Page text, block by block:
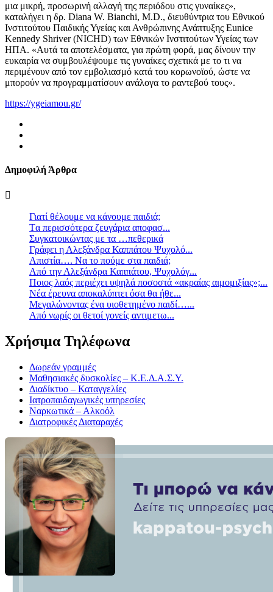
μια μικρή, προσωρινή αλλαγή της περιόδου στις γυναίκες»,
καταλήγει η δρ. Diana W. Bianchi, M.D., διευθύντρια του Εθνικού
Ινστιτούτου Παιδικής Υγείας και Ανθρώπινης Ανάπτυξης Eunice
Kennedy Shriver (NICHD) των Εθνικών Ινστιτούτων Υγείας των
ΗΠΑ. «Αυτά τα αποτελέσματα, για πρώτη φορά, μας δίνουν την
ευκαιρία να συμβουλέψουμε τις γυναίκες σχετικά με το τι να
περιμένουν από τον εμβολιασμό κατά του κορωνοϊού, ώστε να
μπορούν να προγραμματίσουν ανάλογα το ραντεβού τους».
https://ygeiamou.gr/
Δημοφιλή Άρθρα
Γιατί θέλουμε να κάνουμε παιδιά;
Tα περισσότερα ζευγάρια αποφασ...
Συγκατοικώντας με τα …πεθερικά
Γράφει η Αλεξάνδρα Καππάτου Ψυχολό...
Απιστία…. Να το πούμε στα παιδιά;
Από την Αλεξάνδρα Καππάτου, Ψυχολόγ...
Ποιος λαός περιέχει υψηλά ποσοστά «ακραίας αιμομιξίας»;...
Νέα έρευνα αποκαλύπτει όσα θα ήθε...
Mεγαλώνοντας ένα υιοθετημένο παιδί…...
Aπό νωρίς οι θετοί γονείς αντιμετω...
Χρήσιμα Τηλέφωνα
Δωρεάν γραμμές
Μαθησιακές δυσκολίες – Κ.Ε.Δ.Α.Σ.Υ.
Διαδίκτυο – Καταγγελίες
Ιατροπαιδαγωγικές υπηρεσίες
Ναρκωτικά – Αλκοόλ
Διατροφικές Διαταραχές